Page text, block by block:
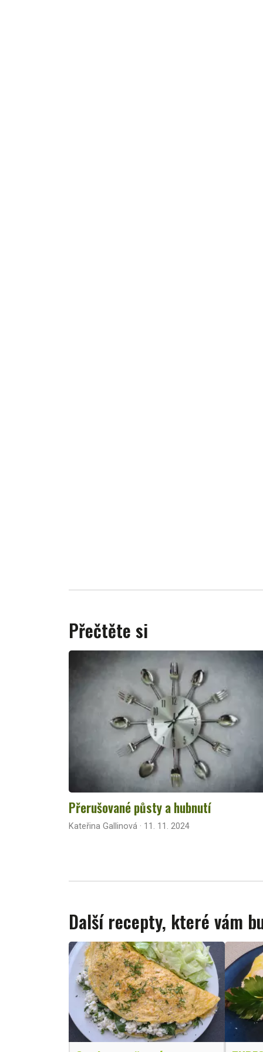
Přečtěte si
Přerušované půsty a hubnutí
Kateřina Gallinová · 11. 11. 2024
Další recepty, které vám